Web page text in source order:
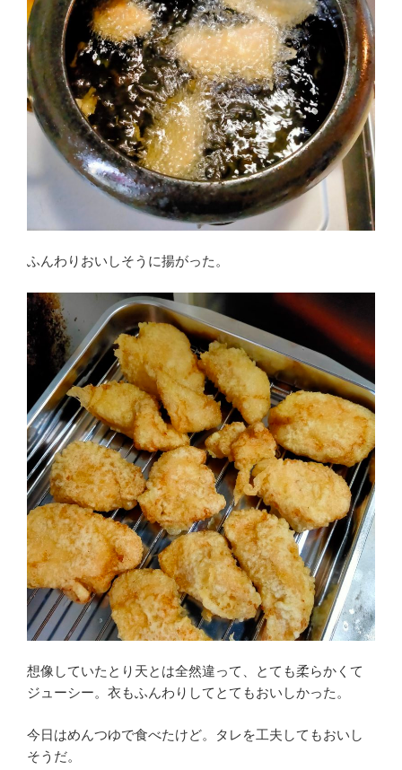
ふんわりおいしそうに揚がった。
想像していたとり天とは全然違って、とても柔らかくて
ジューシー。衣もふんわりしてとてもおいしかった。
今日はめんつゆで食べたけど。タレを工夫してもおいし
そうだ。